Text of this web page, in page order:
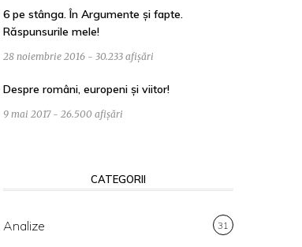
6 pe stânga. În Argumente și fapte.
Răspunsurile mele!
28 noiembrie 2016 - 30.233 afișări
Despre români, europeni și viitor!
9 mai 2017 - 26.500 afișări
CATEGORII
Analize 31